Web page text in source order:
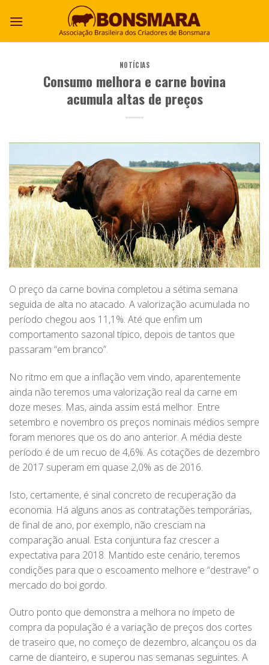
NOTÍCIAS
Consumo melhora e carne bovina
acumula altas de preços
O preço da carne bovina completou a sétima semana
seguida de alta no atacado. A valorização acumulada no
período chegou aos 11,1%. Até que enfim um
comportamento sazonal típico, depois de tantos que
passaram “em branco”.
No ritmo em que a inflação vem vindo, aparentemente
ainda não teremos uma valorização real da carne em
doze meses. Mas, ainda assim está melhor. Entre
setembro e novembro os preços nominais médios sempre
foram menores que os do ano anterior. A média deste
período é de um recuo de 4,6%. As cotações de dezembro
de 2017 superam em quase 2,0% as de 2016.
Isto, certamente, é sinal concreto de recuperação da
economia. Há alguns anos as contratações temporárias,
de final de ano, por exemplo, não cresciam na
comparação anual. Esta conjuntura faz crescer a
expectativa para 2018. Mantido este cenário, teremos
condições para que o escoamento melhore e “destrave” o
mercado do boi gordo.
Outro ponto que demonstra a melhora no ímpeto de
compra da população é a variação de preços dos cortes
de traseiro que, no começo de dezembro, alcançou os da
carne de dianteiro, e superou nas semanas seguintes. A